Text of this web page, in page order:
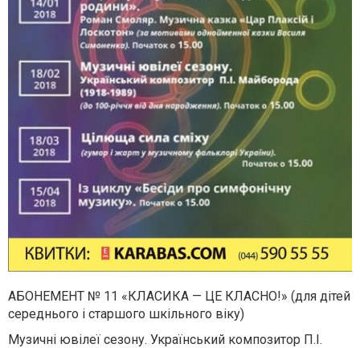
АБОНЕМЕНТ № 11 «КЛАСИКА — ЦЕ КЛАСНО!» (для дітей
середнього і старшого шкільного віку)
Музичні ювілеї сезону. Український композитор П.І.